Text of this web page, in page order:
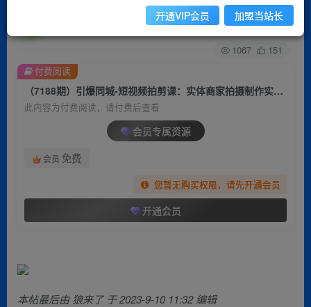
关注 私信
1067 151
（7188期）引爆同城-短视频拍剪课：实体商家拍摄制作实战，教你拍出引流到店的短视频
此内容为付费阅读，请付费后查看
会员专属资源
会员 免费
您暂无购买权限，请先开通会员
开通会员
付费阅读
本帖最后由 狼来了 于 2023-9-10 11:32 编辑
开通VIP会员 加盟当站长